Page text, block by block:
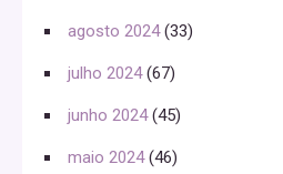
agosto 2024(33)
julho 2024(67)
junho 2024(45)
maio 2024(46)